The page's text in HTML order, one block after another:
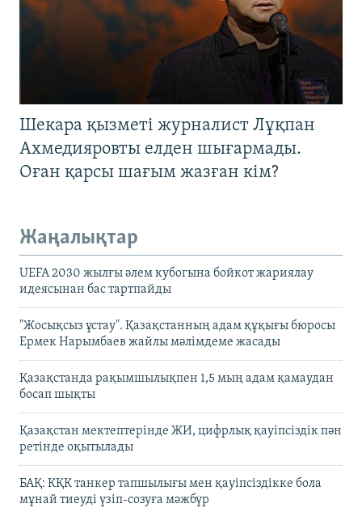
Шекара қызметі журналист Лұқпан
Ахмедияровты елден шығармады.
Оған қарсы шағым жазған кім?
Жаңалықтар
UEFA 2030 жылғы әлем кубогына бойкот жариялау
идеясынан бас тартпайды
"Жосықсыз ұстау". Қазақстанның адам құқығы бюросы
Ермек Нарымбаев жайлы мәлімдеме жасады
Қазақстанда рақымшылықпен 1,5 мың адам қамаудан
босап шықты
Қазақстан мектептерінде ЖИ, цифрлық қауіпсіздік пән
ретінде оқытылады
БАҚ: КҚК танкер тапшылығы мен қауіпсіздікке бола
мұнай тиеуді үзіп-созуға мәжбүр